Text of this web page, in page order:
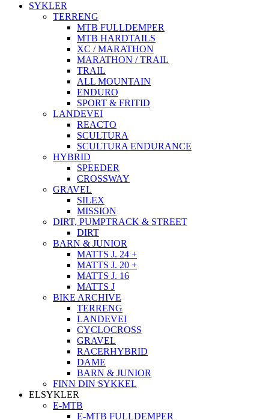
SYKLER
TERRENG
MTB FULLDEMPER
MTB HARDTAILS
XC / MARATHON
MARATHON / TRAIL
TRAIL
ALL MOUNTAIN
ENDURO
SPORT & FRITID
LANDEVEI
REACTO
SCULTURA
SCULTURA ENDURANCE
HYBRID
SPEEDER
CROSSWAY
GRAVEL
SILEX
MISSION
DIRT, PUMPTRACK & STREET
DIRT
BARN & JUNIOR
MATTS J. 24 +
MATTS J. 20 +
MATTS J. 16
MATTS J
BIKE ARCHIVE
TERRENG
LANDEVEI
CYCLOCROSS
GRAVEL
RACERHYBRID
DAME
BARN & JUNIOR
FINN DIN SYKKEL
ELSYKLER
E-MTB
E-MTB FULLDEMPER